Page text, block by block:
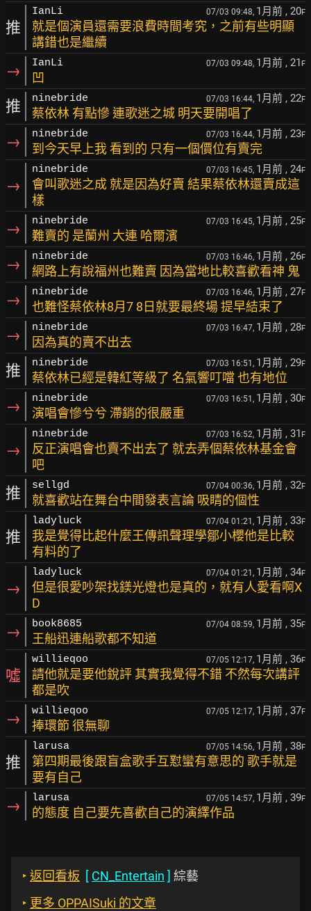
推
IanLi 07/03 09:48, 1月前 , 20F
就是個演員還需要浪費時間考究，之前有些明顯
講錯也是繼續
→ IanLi 07/03 09:48, 1月前 , 21 F
凹
推 ninebride 07/03 16:44, 1月前 , 22F
蔡依林 有點慘 連歌迷之城 明天要開唱了
→ ninebride 07/03 16:44, 1月前 , 23F
到今天早上我 看到的 只有一個價位有賣完
→
ninebride 07/03 16:45, 1月前 , 24F
會叫歌迷之成 就是因為好賣 結果蔡依林還賣成這
樣
→ ninebride 07/03 16:45, 1月前 , 25F
難賣的 是蘭州 大連 哈爾濱
→ ninebride 07/03 16:46, 1月前 , 26F
網路上有說福州也難賣 因為當地比較喜歡看神 鬼
→ ninebride 07/03 16:46, 1月前 , 27F
也難怪蔡依林8月7 8日就要最終場 提早結束了
→ ninebride 07/03 16:47, 1月前 , 28F
因為真的賣不出去
推 ninebride 07/03 16:51, 1月前 , 29F
蔡依林已經是韓紅等級了 名氣響叮噹 也有地位
→ ninebride 07/03 16:51, 1月前 , 30F
演唱會慘兮兮 滯銷的很嚴重
→
ninebride 07/03 16:52, 1月前 , 31 F
反正演唱會也賣不出去了 就去弄個蔡依林基金會
吧
推 sellgd 07/04 00:36, 1月前 , 32F
就喜歡站在舞台中間發表言論 吸睛的個性
推
ladyluck 07/04 01:21, 1月前 , 33F
我是覺得比起什麼王傳訊聲理學鄒小櫻他是比較
有料的了
→
ladyluck 07/04 01:21, 1月前 , 34F
但是很愛吵架找鎂光燈也是真的，就有人愛看啊X
D
→ book8685 07/04 08:59, 1月前 , 35F
王船迅連船歌都不知道
噓
willieqoo 07/05 12:17, 1月前 , 36F
請他就是要他銳評 其實我覺得不錯 不然每次講評
都是吹
→ willieqoo 07/05 12:17, 1月前 , 37F
捧環節 很無聊
推
larusa 07/05 14:56, 1月前 , 38F
第四期最後跟盲盒歌手互懟蠻有意思的 歌手就是
要有自己
→ larusa 07/05 14:57, 1月前 , 39F
的態度 自己要先喜歡自己的演繹作品
‣ 返回看板 [ CN_Entertain ] 綜藝
‣ 更多 OPPAISuki 的文章